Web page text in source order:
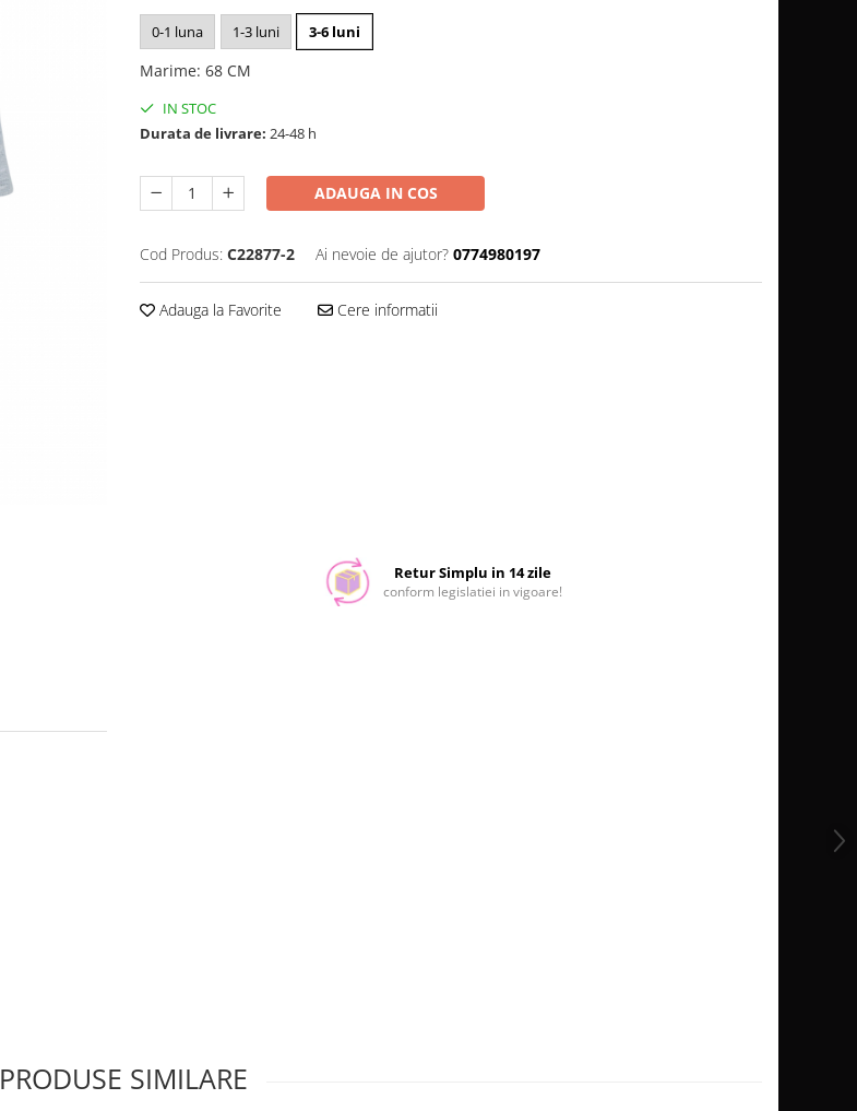
0-1 luna 1-3 luni 3-6 luni
Marime: 68 CM
IN STOC
Durata de livrare: 24-48 h
ADAUGA IN COS
Cod Produs: C22877-2 Ai nevoie de ajutor? 0774980197
Adauga la Favorite Cere informatii
Retur Simplu in 14 zile
conform legislatiei in vigoare!
PRODUSE SIMILARE